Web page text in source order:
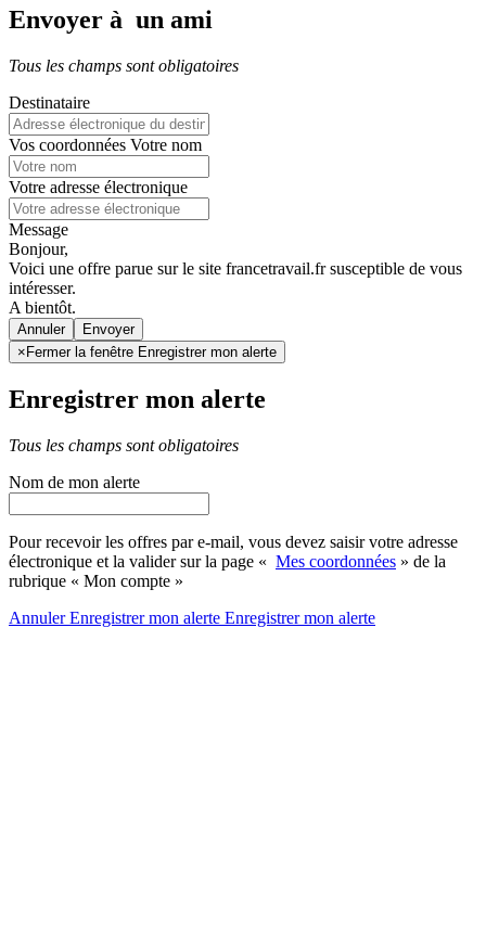
Envoyer à un ami
Tous les champs sont obligatoires
Destinataire
Vos coordonnées Votre nom
Votre adresse électronique
Message
Bonjour,
Voici une offre parue sur le site francetravail.fr susceptible de vous
intéresser.
A bientôt.
Annuler
× Fermer la fenêtre Enregistrer mon alerte
Enregistrer mon alerte
Tous les champs sont obligatoires
Nom de mon alerte
Pour recevoir les offres par e-mail, vous devez saisir votre adresse
électronique et la valider sur la page « Mes coordonnées » de la
rubrique « Mon compte »
AnnulerEnregistrer mon alerte Enregistrermon alerte